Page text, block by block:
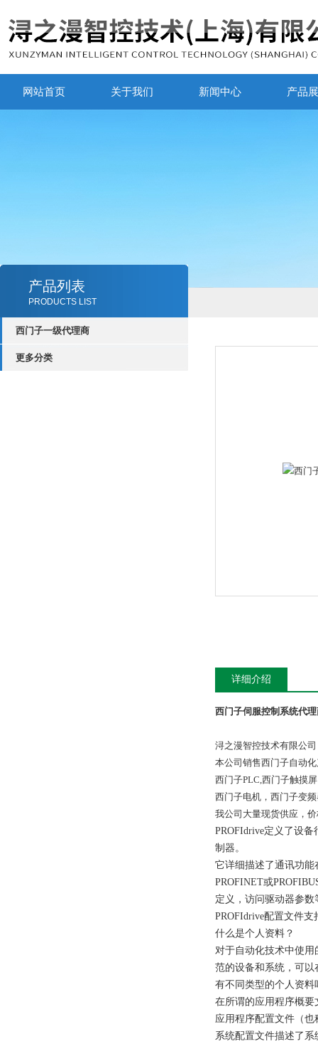
网站首页 关于我们 新闻中心 产品
产品列表
PRODUCTS LIST
西门子一级代理商
更多分类
详细介绍
西门子伺服控制系统代
浔之漫智控技术有限公
本公司销售西门子自动
西门子PLC,西门子触摸
西门子电机，西门子变
我公司大量现货供应，
PROFIdrive定义了设
制器。
它详细描述了通讯功
PROFINET或
定义，访问驱动器参数
PROFIdrive配置文件
什么是个人资料？
对于自动化技术中使
范的设备和系统，可
有不同类型的个人资料
在所谓的应用程序概
应用程序配置文件（
系统配置文件描述了